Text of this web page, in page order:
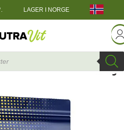
LAGER I NORGE
Carboloader, 700 g